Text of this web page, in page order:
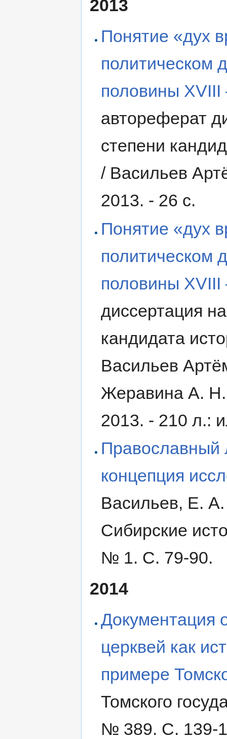
2013
Понятие «дух
политическом
половины XVIII
автореферат
степени
/ Васильев
2013. - 26 с.
Понятие «дух
политическом
половины XVIII
диссертация
кандидата
Васильев
Жеравина А. Н.
2013. - 210 л.:
концепция
Васильев, Е.
Сибирские
№ 1. С. 79-90.
2014
Документация
церквей как
примере
Томского
№ 389. С. 139-